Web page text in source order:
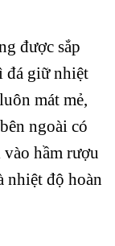
được sắp
đá giữ nhiệt
mát mẻ,
ngoài có
hầm rượu
nhiệt độ hoàn